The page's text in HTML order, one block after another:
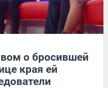
о бросившей
края ей